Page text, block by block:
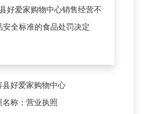
好爱家购物中心销售经营不
安全标准的食品处罚决定
好爱家购物中心
称：营业执照